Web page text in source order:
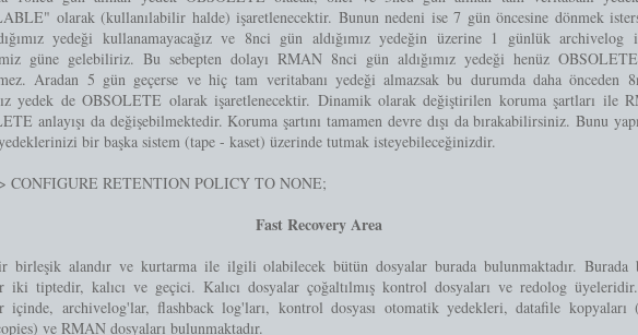
olarak (kullanılabilir halde) işaretlenecektir. Bunun nedeni ise 7 gün öncesine dönmek
yedeği kullanamayacağız ve 8nci gün aldığımız yedeğin üzerine 1 günlük archivelog
güne gelebiliriz. Bu sebepten dolayı RMAN 8nci gün aldığımız yedeği henüz
Aradan 5 gün geçerse ve hiç tam veritabanı yedeği almazsak bu durumda daha önceden
yedek de OBSOLETE olarak işaretlenecektir. Dinamik olarak değiştirilen koruma şartları ile
anlayışı da değişebilmektedir. Koruma şartını tamamen devre dışı da bırakabilirsiniz. Bunu
bir başka sistem (tape - kaset) üzerinde tutmak isteyebileceğinizdir.
CONFIGURE RETENTION POLICY TO NONE;
Fast Recovery Area
birleşik alandır ve kurtarma ile ilgili olabilecek bütün dosyalar burada bulunmaktadır. Burada
iki tiptedir, kalıcı ve geçici. Kalıcı dosyalar çoğaltılmış kontrol dosyaları ve redolog
içinde, archivelog'lar, flashback log'ları, kontrol dosyası otomatik yedekleri, datafile kopyaları
ve RMAN dosyaları bulunmaktadır.